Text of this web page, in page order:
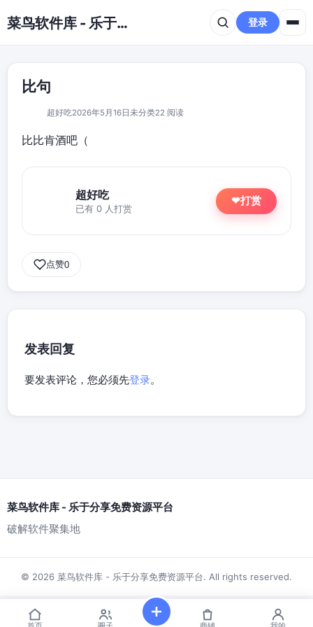
菜鸟软件库 - 乐于分享免费资源平台 登录
比句
超好吃2026年5月16日 未分类22 阅读
比比肯酒吧（
超好吃
已有 0 人打赏
❤打赏
点赞0
发表回复
要发表评论，您必须先登录。
菜鸟软件库 - 乐于分享免费资源平台
破解软件聚集地
© 2026 菜鸟软件库 - 乐于分享免费资源平台. All rights reserved.